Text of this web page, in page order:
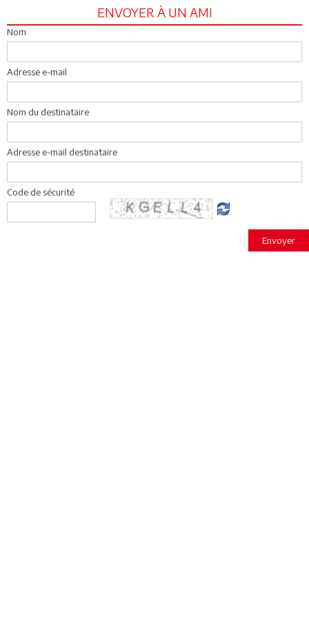
ENVOYER À UN AMI
Nom
Adresse e-mail
Nom du destinataire
Adresse e-mail destinataire
Code de sécurité
Envoyer